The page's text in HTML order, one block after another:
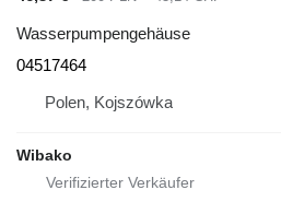
Wasserpumpengehäuse
04517464
Polen, Kojszówka
Wibako